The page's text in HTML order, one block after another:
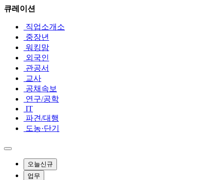
큐레이션
직업소개소
중장년
워킹맘
외국인
관공서
교사
공채속보
연구/공학
IT
파견/대행
도농·단기
오늘신규
업무